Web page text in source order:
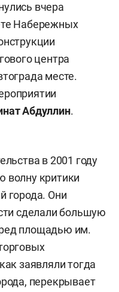
вчера
Набережных
центра
месте.
Абдуллин.
в 2001 году
волну критики
города. Они
сделали большую
площадью им.
заявляли тогда
перекрывает